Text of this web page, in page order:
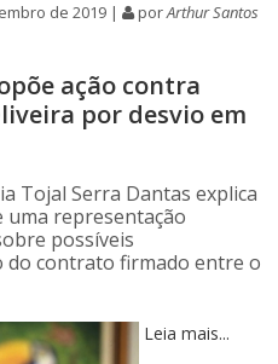
de 2019 | porArthur Santos
ação contra
por desvio em
Tojal Serra Dantas explica
uma representação
possíveis
do contrato firmado entre o
Leia mais...